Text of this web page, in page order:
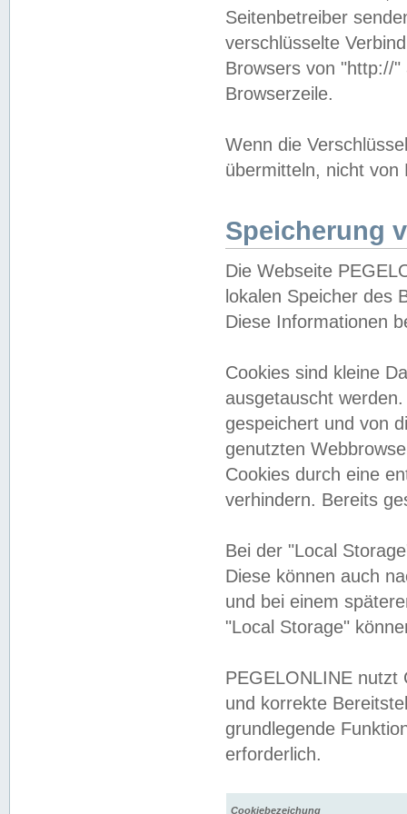
Seitenbetreiber
verschlüsselte
Browsers von "http://
Browserzeile.
Wenn die
übermitteln, nicht von
Speicherung
Die Webseite
lokalen Speicher des
Diese Informationen
Cookies sind kleine
ausgetauscht
gespeichert und von
genutzten
Cookies durch eine
verhindern. Bereits
Bei der "Local
Diese können auch
und bei einem
"Local Storage"
PEGELONLINE nutzt
und korrekte
grundlegende
erforderlich.
Cookiebezeichung